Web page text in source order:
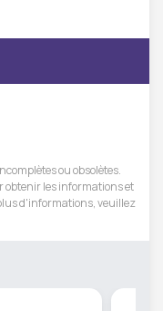
ou obsolètes.
obtenir les informations et
d'informations, veuillez